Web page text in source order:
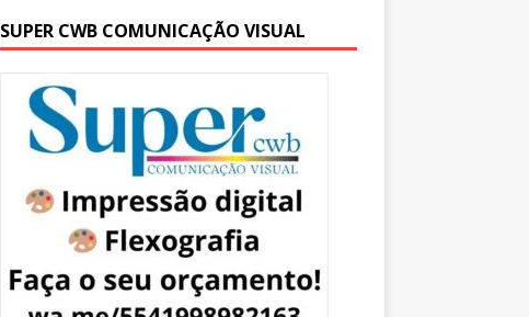
SUPER CWB COMUNICAÇÃO VISUAL